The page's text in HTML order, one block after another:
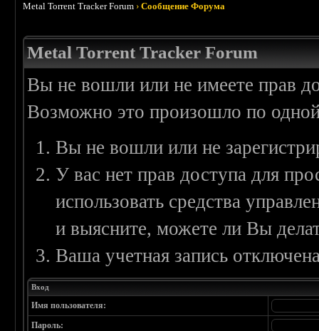
Metal Torrent Tracker Forum ›Сообщение Форума
Metal Torrent Tracker Forum
Вы не вошли или не имеете прав
Возможно это произошло по
Вы не вошли или не
У вас нет прав доступа для
использовать средства
и выясните, можете ли Вы
Ваша учетная запись
Вход
Имя пользователя:
Пароль: